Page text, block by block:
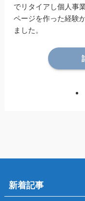
でリタイアし個人事
ページを作った経験
ました。
新着記事